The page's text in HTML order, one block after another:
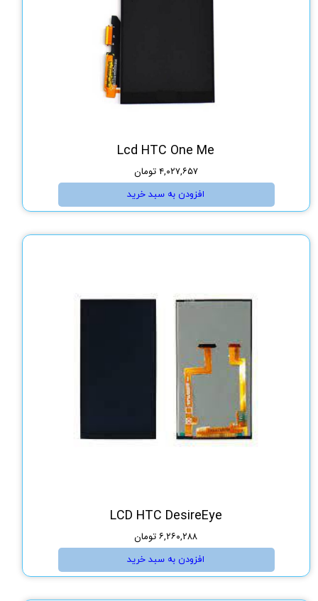
Lcd HTC One Me
۴,۰۲۷,۶۵۷ تومان
افزودن به سبد خرید
LCD HTC DesireEye
۶,۲۶۰,۲۸۸ تومان
افزودن به سبد خرید